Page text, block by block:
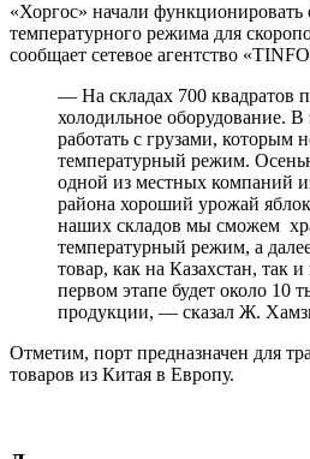
«Хоргос» начали функционировать
температурного режима для
сообщает сетевое агентство
— На складах 700 квадратов
холодильное оборудование.
работать с грузами, которым
температурный режим.
одной из местных компаний
района хороший урожай
наших складов мы сможем
температурный режим, а
товар, как на Казахстан, так
первом этапе будет около 10
продукции, — сказал Ж.
Отметим, порт предназначен для
товаров из Китая в Европу.